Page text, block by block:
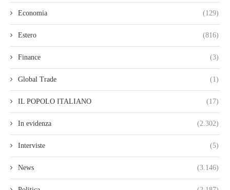
Economia (129)
Estero (816)
Finance (3)
Global Trade (1)
IL POPOLO ITALIANO (17)
In evidenza (2.302)
Interviste (5)
News (3.146)